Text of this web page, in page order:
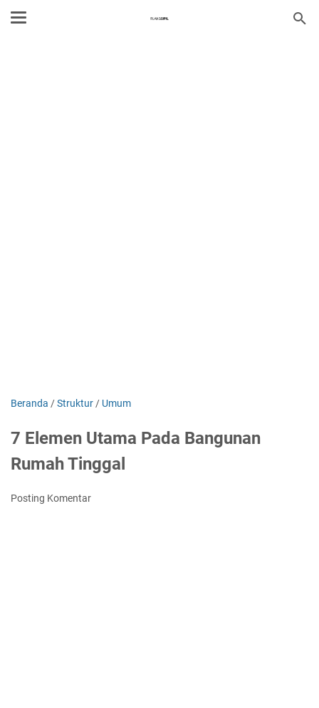
Beranda /Struktur / Umum
7 Elemen Utama Pada Bangunan
Rumah Tinggal
Posting Komentar